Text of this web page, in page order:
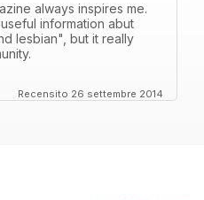
always inspires me.
information abut
lesbian", but it really
Recensito 26 settembre 2014